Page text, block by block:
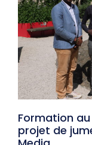
Formation
projet de